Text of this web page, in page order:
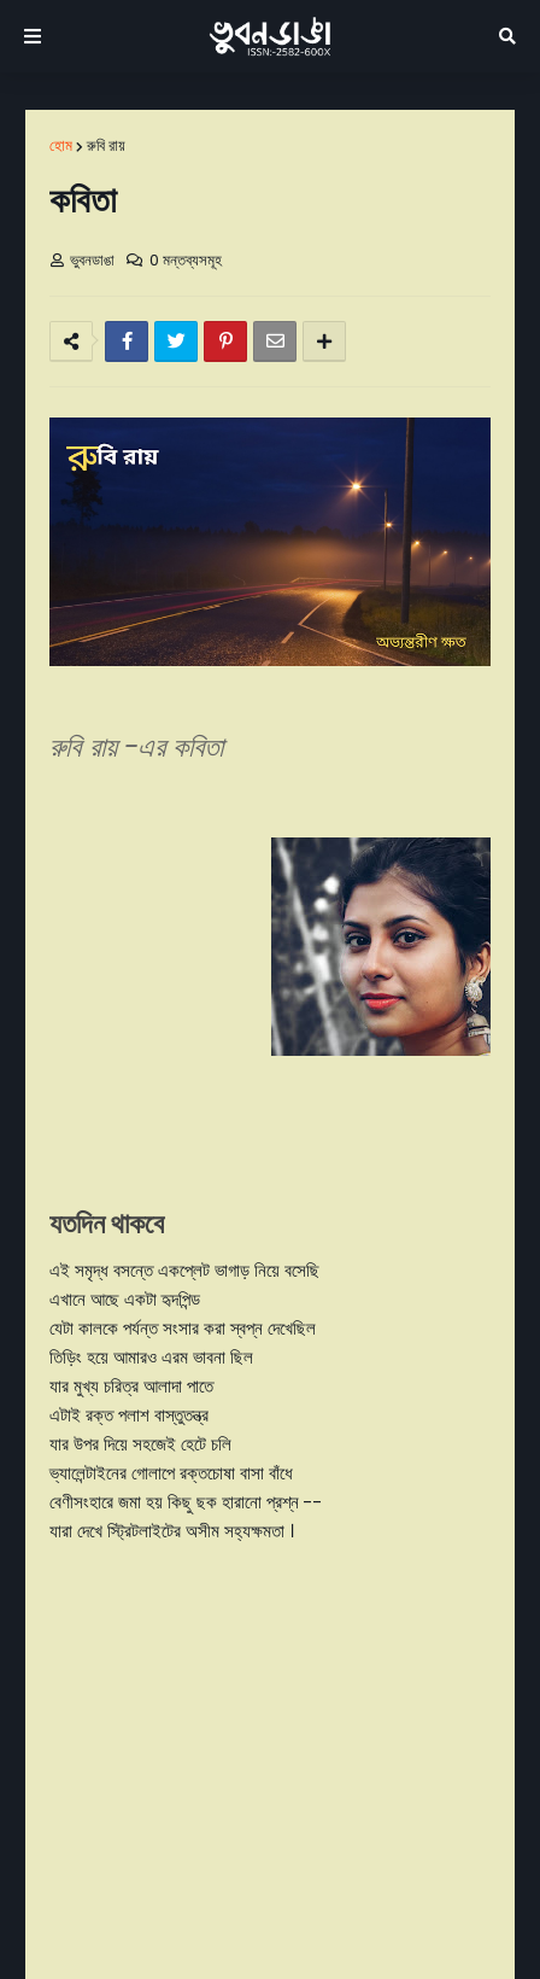
হোম রুবি রায়
কবিতা
ভুবনডাঙা 0 মন্তব্যসমূহ
রুবি রায় -এর কবিতা
যতদিন থাকবে
এই সমৃদ্ধ বসন্তে একপ্লেট ভাগাড় নিয়ে বসেছি
এখানে আছে একটা হৃদপিন্ড
যেটা কালকে পর্যন্ত সংসার করা স্বপ্ন দেখেছিল
তিড়িং হয়ে আমারও এরম ভাবনা ছিল
যার মুখ্য চরিত্র আলাদা পাতে
এটাই রক্ত পলাশ বাস্তুতন্ত্র
যার উপর দিয়ে সহজেই হেটে চলি
ভ্যালেন্টাইনের গোলাপে রক্তচোষা বাসা বাঁধে
বেণীসংহারে জমা হয় কিছু ছক হারানো প্রশ্ন --
যারা দেখে স্ট্রিটলাইটের অসীম সহ্যক্ষমতা ।